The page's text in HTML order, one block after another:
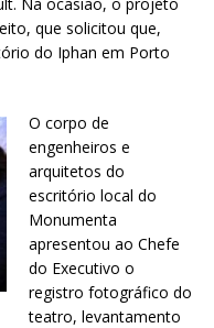
que solicitou que,
do Iphan em Porto
O corpo de
engenheiros e
arquitetos do
escritório local do
Monumenta
apresentou ao Chefe
do Executivo o
registro fotográfico do
teatro, levantamento